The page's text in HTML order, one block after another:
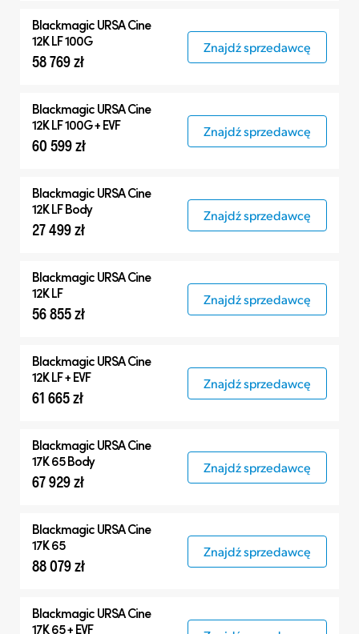
BlackmagicURSA Cine
12K LF 100G
58 769 zł
Znajdź sprzedawcę
BlackmagicURSA Cine
12K LF 100G + EVF
60 599 zł
Znajdź sprzedawcę
BlackmagicURSA Cine
12K LF Body
27 499 zł
Znajdź sprzedawcę
BlackmagicURSA Cine
12K LF
56 855 zł
Znajdź sprzedawcę
BlackmagicURSA Cine
12K LF + EVF
61 665 zł
Znajdź sprzedawcę
BlackmagicURSA Cine
17K 65 Body
67 929 zł
Znajdź sprzedawcę
BlackmagicURSA Cine
17K 65
88 079 zł
Znajdź sprzedawcę
BlackmagicURSA Cine
17K 65 + EVF